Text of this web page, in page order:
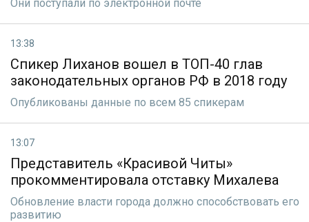
Они поступали по электронной почте
13:38
Спикер Лиханов вошел в ТОП-40 глав
законодательных органов РФ в 2018 году
Опубликованы данные по всем 85 спикерам
13:07
Представитель «Красивой Читы»
прокомментировала отставку Михалева
Обновление власти города должно способствовать его
развитию